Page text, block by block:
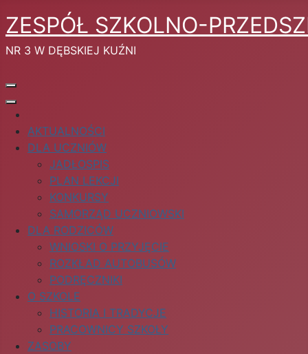
ZESPÓŁ SZKOLNO-
NR 3 W DĘBSKIEJ KUŹNI
AKTUALNOŚCI
DLA UCZNIÓW
JADŁOSPIS
PLAN LEKCJI
KONKURSY
SAMORZĄD UCZNIOWSKI
DLA RODZICÓW
WNIOSKI O PRZYJĘCIE
ROZKŁAD AUTOBUSÓW
PODRĘCZNIKI
O SZKOLE
HISTORIA I TRADYCJE
PRACOWNICY SZKOŁY
ZASOBY